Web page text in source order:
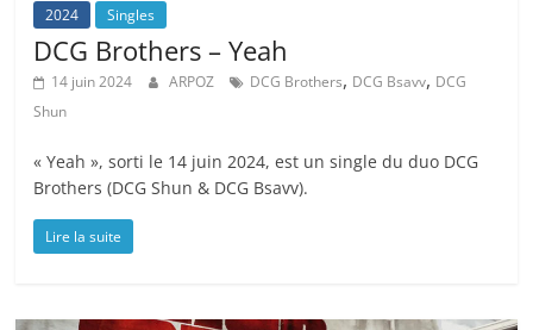
2024 Singles
DCG Brothers – Yeah
14 juin 2024 ARPOZ DCG Brothers, DCG Bsavv, DCG
Shun
« Yeah », sorti le 14 juin 2024, est un single du duo DCG
Brothers (DCG Shun & DCG Bsavv).
Lire la suite